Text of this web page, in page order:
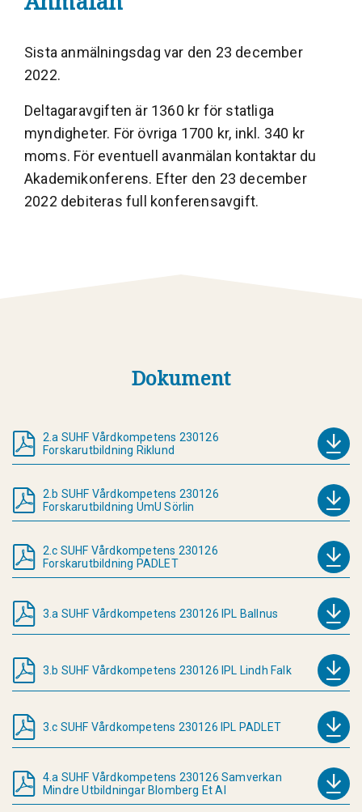
Sista anmälningsdag var den 23 december
2022.
Deltagaravgiften är 1360 kr för statliga
myndigheter. För övriga 1700 kr, inkl. 340 kr
moms. För eventuell avanmälan kontaktar du
Akademikonferens. Efter den 23 december
2022 debiteras full konferensavgift.
Dokument
2.a SUHF Vårdkompetens 230126
Forskarutbildning Riklund
2.b SUHF Vårdkompetens 230126
Forskarutbildning UmU Sörlin
2.c SUHF Vårdkompetens 230126
Forskarutbildning PADLET
3.a SUHF Vårdkompetens 230126 IPL Ballnus
3.b SUHF Vårdkompetens 230126 IPL Lindh Falk
3.c SUHF Vårdkompetens 230126 IPL PADLET
4.a SUHF Vårdkompetens 230126 Samverkan
Mindre Utbildningar Blomberg Et Al